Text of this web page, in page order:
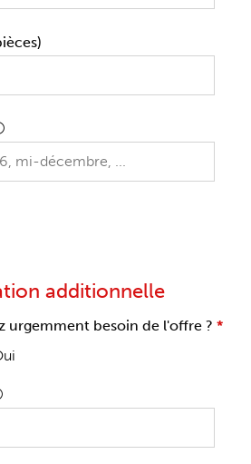
additionnelle
urgemment besoin de l'offre ? *